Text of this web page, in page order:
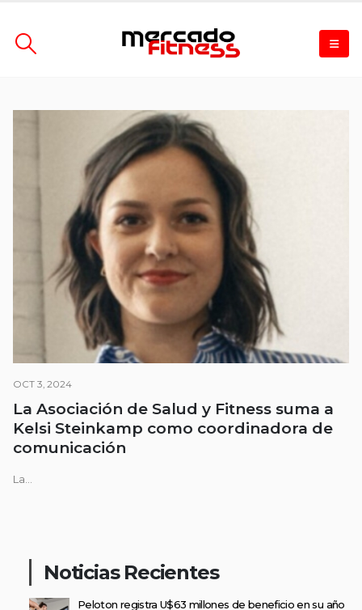
OCT 3, 2024
La Asociación de Salud y Fitness suma a
Kelsi Steinkamp como coordinadora de
comunicación
La...
Noticias Recientes
Peloton registra U$63 millones de beneficio en su año